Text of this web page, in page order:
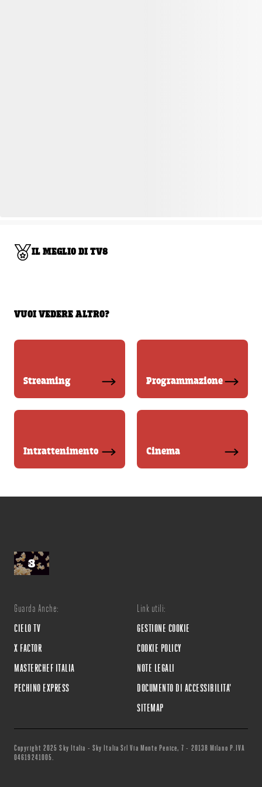
IL MEGLIO DI TV8
VUOI VEDERE ALTRO?
Streaming Programmazione
Intrattenimento Cinema
Guarda Anche:
CIELO TV
X FACTOR
MASTERCHEF ITALIA
PECHINO EXPRESS
Link utili:
GESTIONE COOKIE
COOKIE POLICY
NOTE LEGALI
DOCUMENTO DI ACCESSIBILITA'
SITEMAP
Copyright 2025 Sky Italia - Sky Italia Srl Via Monte Penice, 7 - 20138 Milano P.IVA
04619241005.